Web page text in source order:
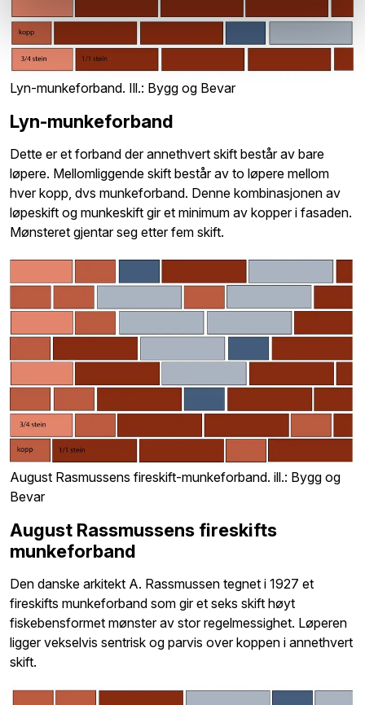
Lyn-munkeforband. Ill.: Bygg og Bevar
Lyn-munkeforband
Dette er et forband der annethvert skift består av bare
løpere. Mellomliggende skift består av to løpere mellom
hver kopp, dvs munkeforband. Denne kombinasjonen av
løpeskift og munkeskift gir et minimum av kopper i fasaden.
Mønsteret gjentar seg etter fem skift.
August Rasmussens fireskift-munkeforband. ill.: Bygg og
Bevar
August Rassmussens fireskifts
munkeforband
Den danske arkitekt A. Rassmussen tegnet i 1927 et
fireskifts munkeforband som gir et seks skift høyt
fiskebensformet mønster av stor regelmessighet. Løperen
ligger vekselvis sentrisk og parvis over koppen i annethvert
skift.